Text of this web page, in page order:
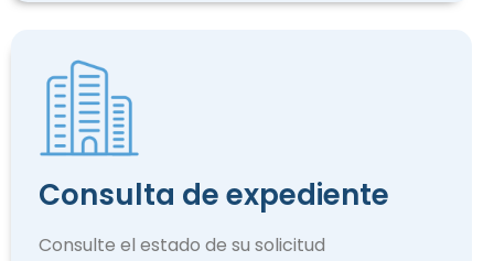
Consulta de expediente
Consulte el estado de su solicitud